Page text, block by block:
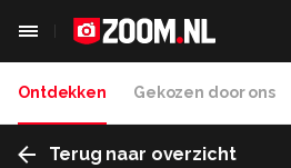
Ontdekken Gekozen door ons
Terug naar overzicht